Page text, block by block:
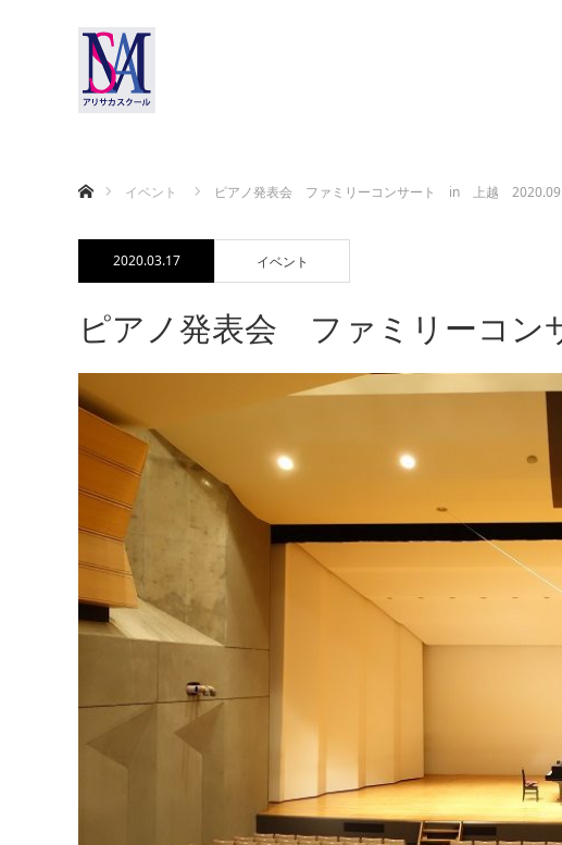
イベント
ピアノ発表会 ファミリーコンサート in 上越
2020.03.17 イベント
ピアノ発表会 ファミリーコ